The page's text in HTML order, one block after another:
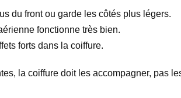
du front ou garde les côtés plus légers.
fonctionne très bien.
forts dans la coiffure.
la coiffure doit les accompagner, pas